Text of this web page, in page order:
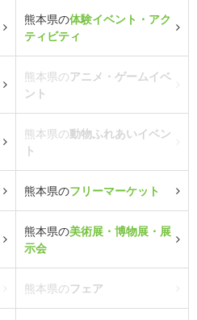
熊本県の体験イベント・アク
ティビティ
熊本県のアニメ・ゲームイベ
ント
熊本県の動物ふれあいイベン
ト
熊本県のフリーマーケット
熊本県の美術展・博物展・展
示会
熊本県のフェア